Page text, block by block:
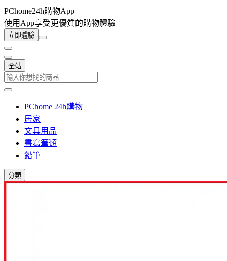
PChome24h購物App
使用App享受更優質的購物體驗
立即體驗
全站
PChome 24h購物
居家
文具用品
書寫筆類
鉛筆
分類